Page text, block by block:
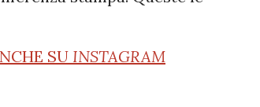
SU INSTAGRAM